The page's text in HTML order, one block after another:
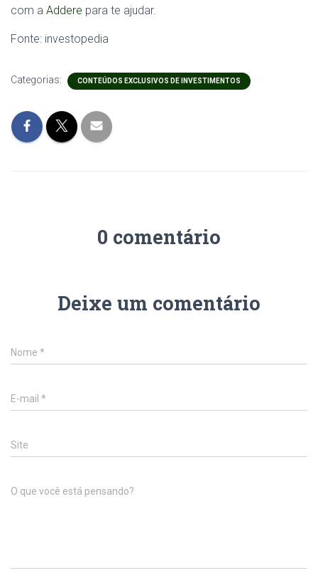
com a Addere para te ajudar.
Fonte: investopedia
Categorias: CONTEÚDOS EXCLUSIVOS DE INVESTIMENTOS
0 comentário
Deixe um comentário
Nome *
E-mail *
Site
O que você está pensando?